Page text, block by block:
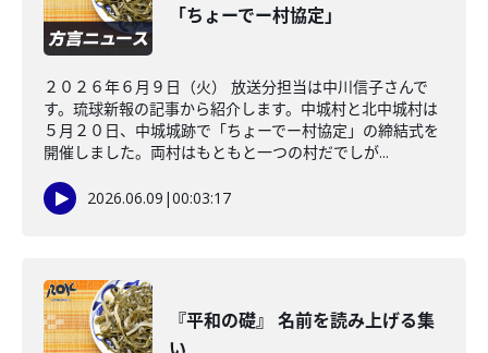
「ちょーでー村協定」
２０２６年６月９日（火） 放送分担当は中川信子さんで
す。琉球新報の記事から紹介します。中城村と北中城村は
５月２０日、中城城跡で「ちょーでー村協定」の締結式を
開催しました。両村はもともと一つの村だでしが...
2026.06.09 |00:03:17
『平和の礎』 名前を読み上げる集